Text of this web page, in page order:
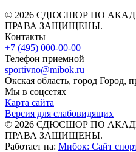
© 2026 СДЮСШОР ПО
ПРАВА ЗАЩИЩЕНЫ.
Контакты
+7 (495) 000-00-00
Телефон приемной
sportivno@mibok.ru
Окская область, город Город,
Мы в соцсетях
Карта сайта
Версия для слабовидящих
© 2026 СДЮСШОР ПО
ПРАВА ЗАЩИЩЕНЫ.
Работает на: Мибок: Сайт